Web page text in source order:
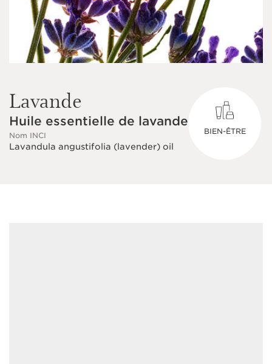
Lavande
Huile essentielle de lavande
Nom INCI
Lavandula angustifolia (lavender) oil
BIEN-ÊTRE